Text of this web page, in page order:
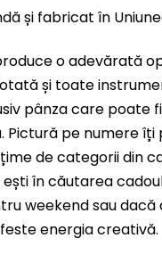
și fabricat în
o adevărată
și toate
pânza care poate
Pictură pe numere îți
de categorii din
în căutarea
weekend sau
energia creativă.